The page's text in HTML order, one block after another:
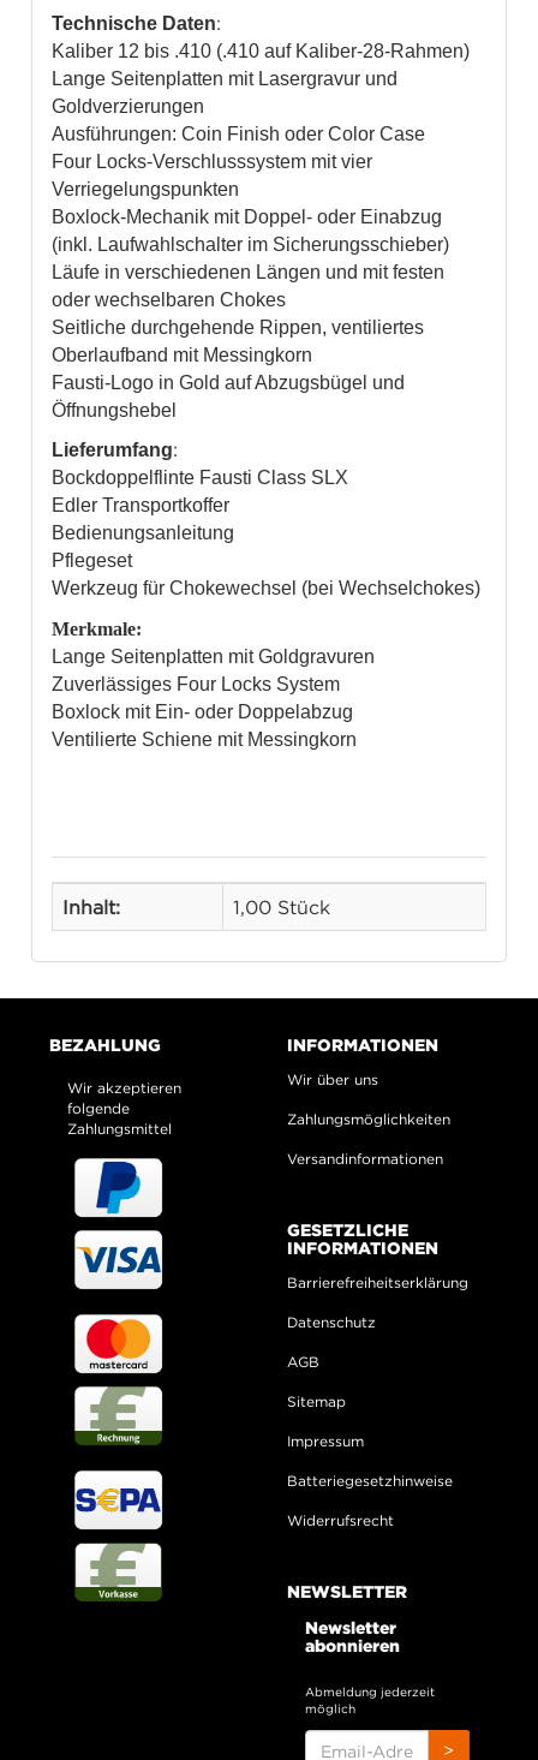
Technische Daten:
Kaliber 12 bis .410 (.410 auf Kaliber-28-Rahmen)
Lange Seitenplatten mit Lasergravur und
Goldverzierungen
Ausführungen: Coin Finish oder Color Case
Four Locks-Verschlusssystem mit vier
Verriegelungspunkten
Boxlock-Mechanik mit Doppel- oder Einabzug
(inkl. Laufwahlschalter im Sicherungsschieber)
Läufe in verschiedenen Längen und mit festen
oder wechselbaren Chokes
Seitliche durchgehende Rippen, ventiliertes
Oberlaufband mit Messingkorn
Fausti-Logo in Gold auf Abzugsbügel und
Öffnungshebel
Lieferumfang:
Bockdoppelflinte Fausti Class SLX
Edler Transportkoffer
Bedienungsanleitung
Pflegeset
Werkzeug für Chokewechsel (bei Wechselchokes)
Merkmale:
Lange Seitenplatten mit Goldgravuren
Zuverlässiges Four Locks System
Boxlock mit Ein- oder Doppelabzug
Ventilierte Schiene mit Messingkorn
Inhalt: 1,00 Stück
BEZAHLUNG
Wir akzeptieren
folgende
Zahlungsmittel
INFORMATIONEN
Wir über uns
Zahlungsmöglichkeiten
Versandinformationen
GESETZLICHE
INFORMATIONEN
Barrierefreiheitserklärung
Datenschutz
AGB
Sitemap
Impressum
Batteriegesetzhinweise
Widerrufsrecht
NEWSLETTER
Newsletter
abonnieren
Abmeldung jederzeit
möglich
>